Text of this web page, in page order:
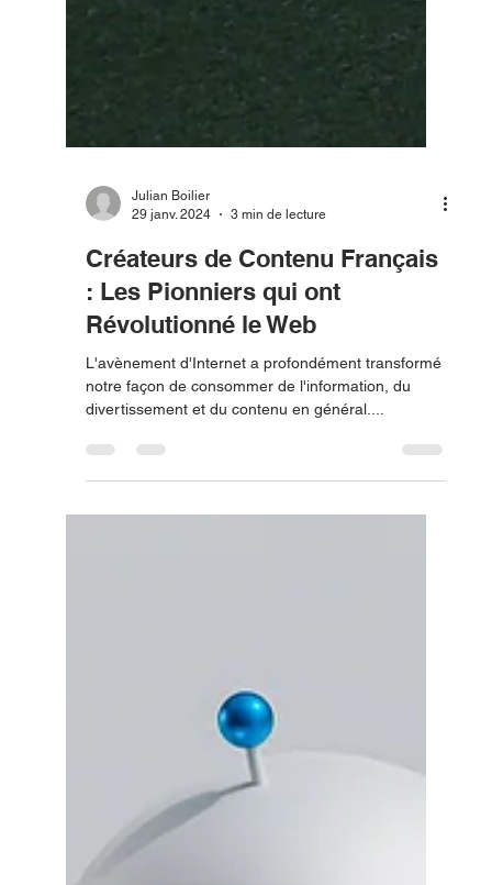
3 min de lecture
Créateurs de Contenu Français
: Les Pionniers qui ont
Révolutionné le Web